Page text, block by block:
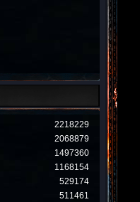
2218229
2068879
1497360
1168154
529174
511461